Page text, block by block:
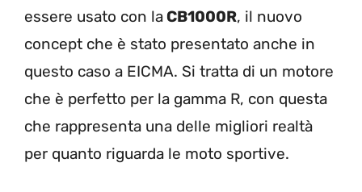
essere usato con laCB1000R, il nuovo
concept che è stato presentato anche in
questo caso a EICMA. Si tratta di un motore
che è perfetto per la gamma R, con questa
che rappresenta una delle migliori realtà
per quanto riguarda le moto sportive.